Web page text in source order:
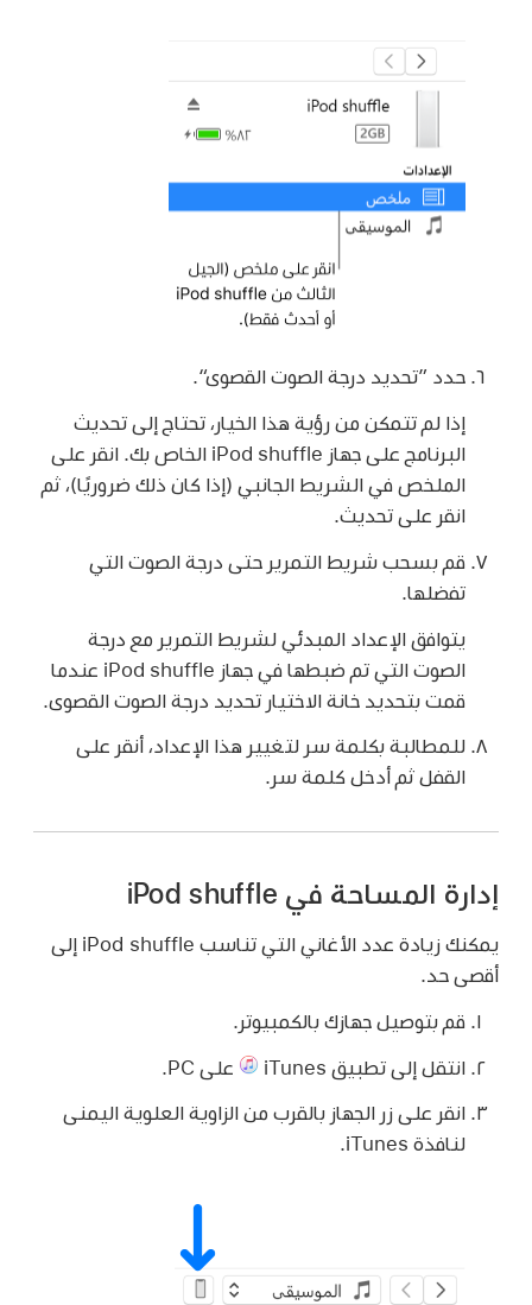
حدد ”تحديد درجة الصوت القصوى“.
إذا لم تتمكن من رؤية هذا الخيار، تحتاج إلى تحديث
البرنامج على جهاز iPod shuffle الخاص بك. انقر على
الملخص في الشريط الجانبي (إذا كان ذلك ضروريًا)، ثم
انقر على تحديث.
قم بسحب شريط التمرير حتى درجة الصوت التي
تفضلها.
يتوافق الإعداد المبدئي لشريط التمرير مع درجة
الصوت التي تم ضبطها في جهاز iPod shuffle عندما
قمت بتحديد خانة الاختيار تحديد درجة الصوت القصوى.
للمطالبة بكلمة سر لتغيير هذا الإعداد، أنقر على
القفل ثم أدخل كلمة سر.
إدارة المساحة في iPod shuffle
يمكنك زيادة عدد الأغاني التي تناسب iPod shuffle إلى
أقصى حد.
قم بتوصيل جهازك بالكمبيوتر.
انتقل إلى تطبيق iTunes على PC.
انقر على زر الجهاز بالقرب من الزاوية العلوية اليمنى
لنافذة iTunes.